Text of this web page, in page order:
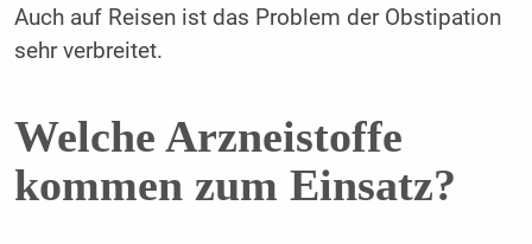
Auch auf Reisen ist das Problem der Obstipation
sehr verbreitet.
Welche Arzneistoffe
kommen zum Einsatz?